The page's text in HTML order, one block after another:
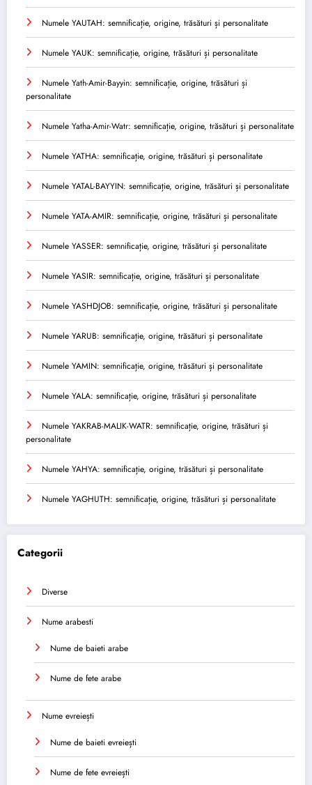
Numele YAUTAH: semnificație, origine, trăsături și personalitate
Numele YAUK: semnificație, origine, trăsături și personalitate
Numele Yath-Amir-Bayyin: semnificație, origine, trăsături și
personalitate
Numele Yatha-Amir-Watr: semnificație, origine, trăsături și personalitate
Numele YATHA: semnificație, origine, trăsături și personalitate
Numele YATAL-BAYYIN: semnificație, origine, trăsături și personalitate
Numele YATA-AMIR: semnificație, origine, trăsături și personalitate
Numele YASSER: semnificație, origine, trăsături și personalitate
Numele YASIR: semnificație, origine, trăsături și personalitate
Numele YASHDJOB: semnificație, origine, trăsături și personalitate
Numele YARUB: semnificație, origine, trăsături și personalitate
Numele YAMIN: semnificație, origine, trăsături și personalitate
Numele YALA: semnificație, origine, trăsături și personalitate
Numele YAKRAB-MALIK-WATR: semnificație, origine, trăsături și
personalitate
Numele YAHYA: semnificație, origine, trăsături și personalitate
Numele YAGHUTH: semnificație, origine, trăsături și personalitate
Categorii
Diverse
Nume arabesti
Nume de baieti arabe
Nume de fete arabe
Nume evreiești
Nume de baieti evreiești
Nume de fete evreiești